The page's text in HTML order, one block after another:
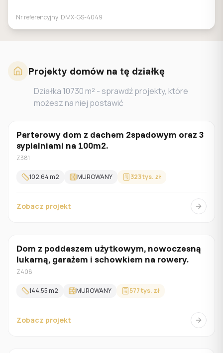
Nr referencyjny: DMX-GS-4049
Projekty domów na tę działkę
Działka 10730 m² - sprawdź projekty, które
możesz na niej postawić
Parterowy
Parterowy dom z dachem 2spadowym oraz 3
sypialniami na 100m2.
Z381
102.64m2 MUROWANY 323 tys. zł
Zobacz projekt
Z poddaszem
Dom z poddaszem użytkowym, nowoczesną
lukarną, garażem i schowkiem na rowery.
Z408
144.55m2 MUROWANY 577 tys. zł
Zobacz projekt